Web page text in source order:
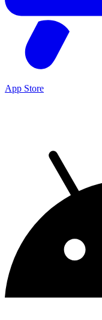
App Store